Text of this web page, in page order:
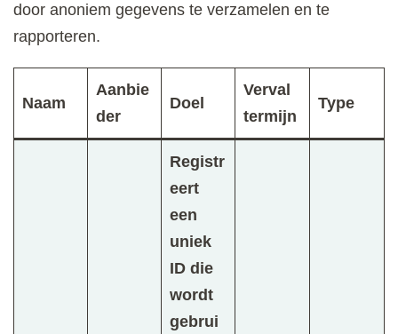
door anoniem gegevens te verzamelen en te
rapporteren.
Naam
Aanbie
der
Doel
Verval
termijn
Type
Registr
eert
een
uniek
ID die
wordt
gebrui